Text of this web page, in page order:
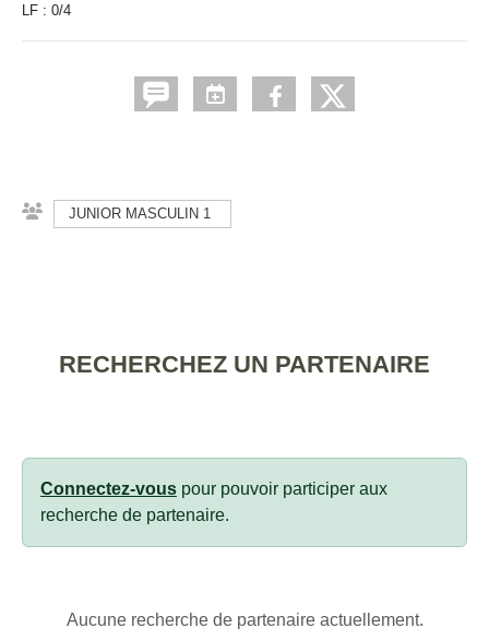
LF : 0/4
JUNIOR MASCULIN 1
RECHERCHEZ UN PARTENAIRE
Connectez-vous pour pouvoir participer aux
recherche de partenaire.
Aucune recherche de partenaire actuellement.